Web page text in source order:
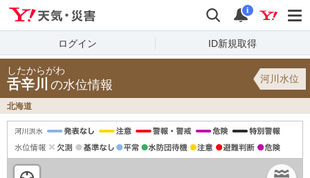
検索 通知
i
ログイン ID新規取得
したからがわ
舌辛川 の水位情報 河川水位
北海道